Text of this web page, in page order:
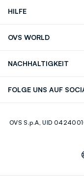
HILFE
Bestellung/
OVS WORLD
NACHHALTIGKEIT
FOLGE UNS AUF
Youtube
OVS S.p.A, UID